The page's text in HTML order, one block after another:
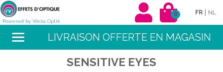
Powered by Weiss Optik
0 FR | NL
LIVRAISON OFFERTE EN MAGASIN
SENSITIVE EYES